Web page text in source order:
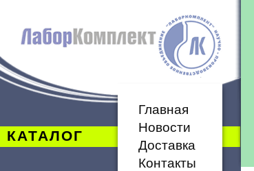
КАТАЛОГ
Главная
Новости
Доставка
Контакты